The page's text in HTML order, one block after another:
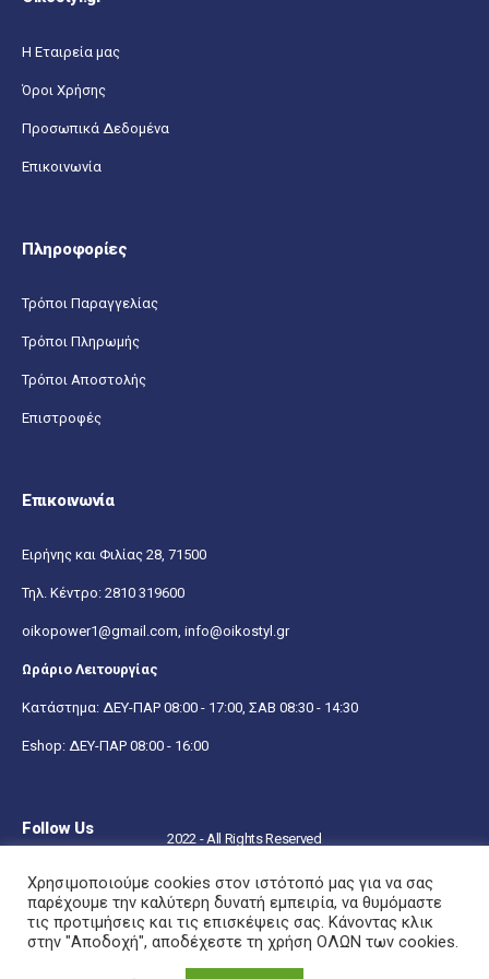
Η Εταιρεία μας
Όροι Χρήσης
Προσωπικά Δεδομένα
Επικοινωνία
Πληροφορίες
Τρόποι Παραγγελίας
Τρόποι Πληρωμής
Τρόποι Αποστολής
Επιστροφές
Επικοινωνία
Ειρήνης και Φιλίας 28, 71500
Τηλ. Κέντρο: 2810 319600
oikopower1@gmail.com, info@oikostyl.gr
Ωράριο Λειτουργίας
Κατάστημα: ΔΕΥ-ΠΑΡ 08:00 - 17:00, ΣΑΒ 08:30 - 14:30
Eshop: ΔΕΥ-ΠΑΡ 08:00 - 16:00
Follow Us
2022 - All Rights Reserved
Χρησιμοποιούμε cookies στον ιστότοπό μας για να σας
παρέχουμε την καλύτερη δυνατή εμπειρία, να θυμόμαστε
τις προτιμήσεις και τις επισκέψεις σας. Κάνοντας κλικ
στην "Αποδοχή", αποδέχεστε τη χρήση ΟΛΩΝ των cookies.